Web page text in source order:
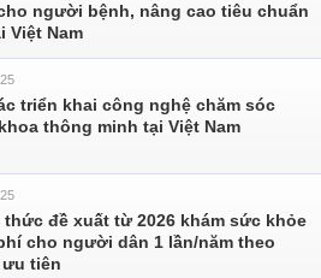
người bệnh, nâng cao tiêu chuẩn
Việt Nam
triển khai công nghệ chăm sóc
thông minh tại Việt Nam
thức đề xuất từ 2026 khám sức khỏe
cho người dân 1 lần/năm theo
tiên